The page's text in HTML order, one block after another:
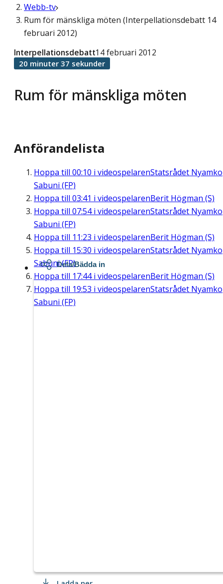
Webb-tv
Rum för mänskliga möten (Interpellationsdebatt 14
februari 2012)
Rum för mänskliga möten
Interpellationsdebatt14 februari 2012
20 minuter 37 sekunder
Anförandelista
Hoppa till 00:10 i videospelarenStatsrådet Nyamko
Sabuni (FP)
Hoppa till 03:41 i videospelarenBerit Högman (S)
Hoppa till 07:54i videospelarenStatsrådet Nyamko
Sabuni (FP)
Hoppa till 11:23 i videospelarenBerit Högman (S)
Hoppa till 15:30 i videospelarenStatsrådet Nyamko
Sabuni (FP)
Hoppa till 17:44i videospelarenBerit Högman (S)
Hoppa till 19:53 i videospelarenStatsrådet Nyamko
Sabuni (FP)
Dela/Bädda in